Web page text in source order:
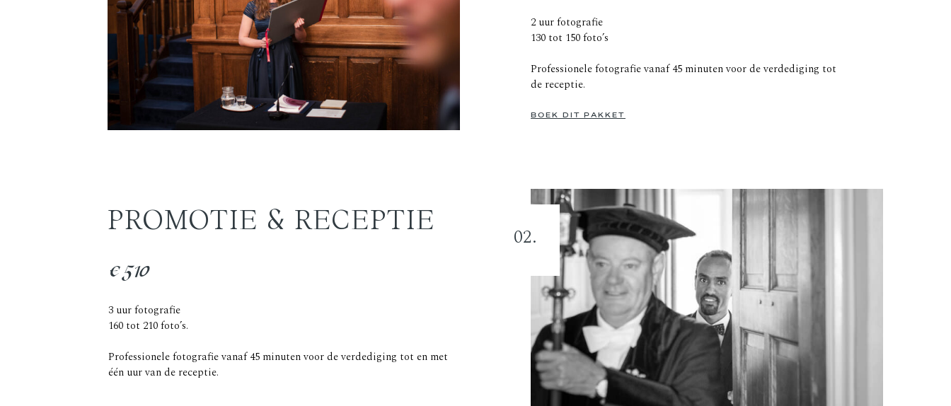
2 uur fotografie
130 tot 150 foto’s
Professionele fotografie vanaf 45 minuten voor de verdediging tot
de receptie.
BOEK DIT PAKKET
PROMOTIE & RECEPTIE
02.
€510
3 uur fotografie
160 tot 210 foto’s.
Professionele fotografie vanaf 45 minuten voor de verdediging tot en met
één uur van de receptie.